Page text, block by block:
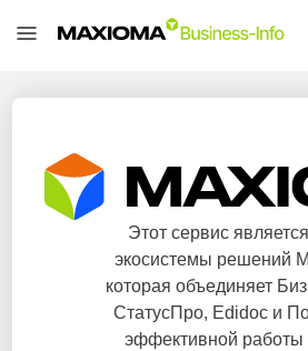
Этот сервис
экосистемы решений
которая объединяет
СтатусПро, Edidoc и
эффективной работы